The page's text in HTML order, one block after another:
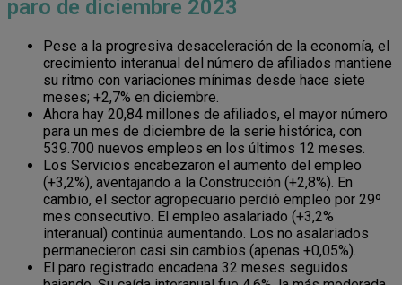
paro de diciembre 2023
Pese a la progresiva desaceleración de la economía, el
crecimiento interanual del número de afiliados mantiene
su ritmo con variaciones mínimas desde hace siete
meses; +2,7% en diciembre.
Ahora hay 20,84 millones de afiliados, el mayor número
para un mes de diciembre de la serie histórica, con
539.700 nuevos empleos en los últimos 12 meses.
Los Servicios encabezaron el aumento del empleo
(+3,2%), aventajando a la Construcción (+2,8%). En
cambio, el sector agropecuario perdió empleo por 29º
mes consecutivo. El empleo asalariado (+3,2%
interanual) continúa aumentando. Los no asalariados
permanecieron casi sin cambios (apenas +0,05%).
El paro registrado encadena 32 meses seguidos